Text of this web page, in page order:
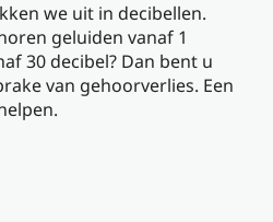
we uit in decibellen.
geluiden vanaf 1
30 decibel? Dan bent u
van gehoorverlies. Een